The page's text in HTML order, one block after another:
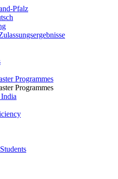
Pfalz
Programmes
Programmes